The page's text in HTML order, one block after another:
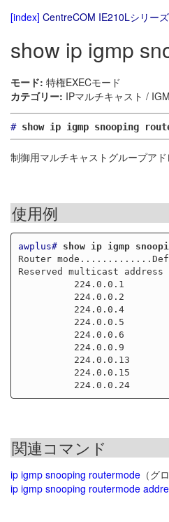
[index] CentreCOM IE210Lシリー
show ip igmp
モード: 特権EXECモード
カテゴリー: IPマルチキャスト /
# show ip igmp snooping
制御用マルチキャストグループア
使用例
awplus# show ip igmp
Router mode.............Def
Reserved multicast address
          224.0.0.24
関連コマンド
ip igmp snooping routermode （グ
ip igmp snooping routermode